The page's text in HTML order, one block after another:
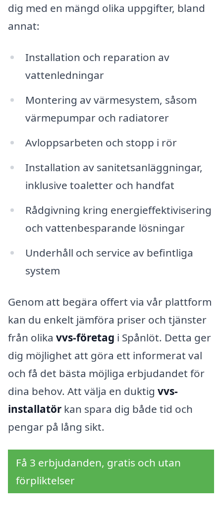
dig med en mängd olika uppgifter, bland
annat:
Installation och reparation av
vattenledningar
Montering av värmesystem, såsom
värmepumpar och radiatorer
Avloppsarbeten och stopp i rör
Installation av sanitetsanläggningar,
inklusive toaletter och handfat
Rådgivning kring energieffektivisering
och vattenbesparande lösningar
Underhåll och service av befintliga
system
Genom att begära offert via vår plattform
kan du enkelt jämföra priser och tjänster
från olika vvs-företag i Spånlöt. Detta ger
dig möjlighet att göra ett informerat val
och få det bästa möjliga erbjudandet för
dina behov. Att välja en duktig vvs-
installatör kan spara dig både tid och
pengar på lång sikt.
Få 3 erbjudanden, gratis och utan
förpliktelser